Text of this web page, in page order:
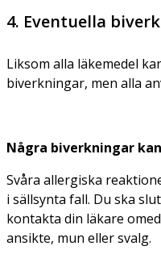
4. Eventuella
Liksom alla läkemedel
biverkningar, men alla
Några biverkningar
Svåra allergiska
i sällsynta fall. Du ska
kontakta din läkare
ansikte, mun eller svalg.